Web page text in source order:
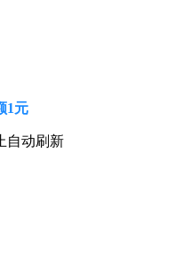
1元
自动刷新